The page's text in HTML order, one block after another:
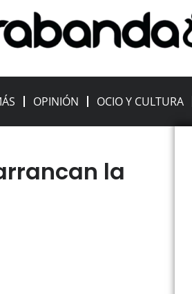
OPINIÓN OCIO Y CULTURA
la